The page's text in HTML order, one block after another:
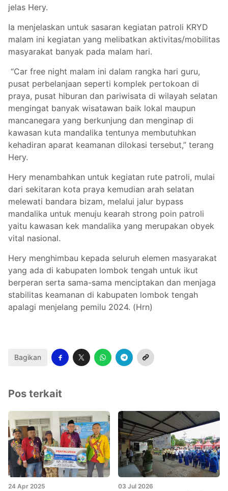
jelas Hery.
Ia menjelaskan untuk sasaran kegiatan patroli KRYD
malam ini kegiatan yang melibatkan aktivitas/mobilitas
masyarakat banyak pada malam hari.
“Car free night malam ini dalam rangka hari guru,
pusat perbelanjaan seperti komplek pertokoan di
praya, pusat hiburan dan pariwisata di wilayah selatan
mengingat banyak wisatawan baik lokal maupun
mancanegara yang berkunjung dan menginap di
kawasan kuta mandalika tentunya membutuhkan
kehadiran aparat keamanan dilokasi tersebut,” terang
Hery.
Hery menambahkan untuk kegiatan rute patroli, mulai
dari sekitaran kota praya kemudian arah selatan
melewati bandara bizam, melalui jalur bypass
mandalika untuk menuju kearah strong poin patroli
yaitu kawasan kek mandalika yang merupakan obyek
vital nasional.
Hery menghimbau kepada seluruh elemen masyarakat
yang ada di kabupaten lombok tengah untuk ikut
berperan serta sama-sama menciptakan dan menjaga
stabilitas keamanan di kabupaten lombok tengah
apalagi menjelang pemilu 2024. (Hrn)
Bagikan
Pos terkait
24 Apr 2025 03 Jul 2026